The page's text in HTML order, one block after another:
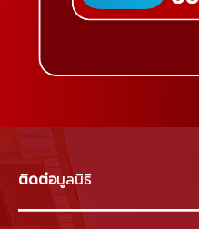
ติดต่อมูลนิธิ